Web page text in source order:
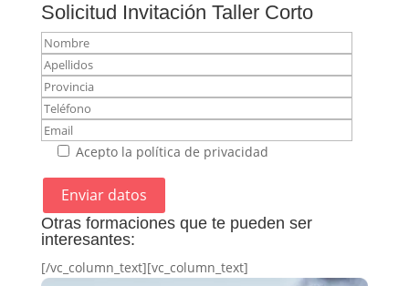
Solicitud Invitación Taller Corto
Acepto la política de privacidad
Otras formaciones que te pueden ser
interesantes:
[/vc_column_text][vc_column_text]